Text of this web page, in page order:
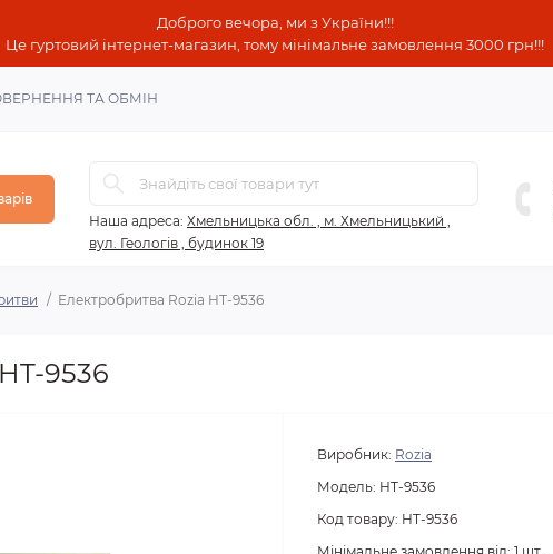
Доброго вечора, ми з України!!!
Це гуртовий інтернет-магазин, тому мінімальне замовлення 3000 грн!!!
ТА ОБМІН
Наша адреса: Хмельницька обл. , м. Хмельницький ,
вул. Геологів , будинок 19
Електробритва Rozia HT-9536
9536
Виробник: Rozia
Модель: HT-9536
Код товару: HT-9536